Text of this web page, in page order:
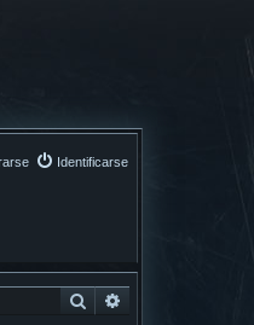
Identificarse
Buscar